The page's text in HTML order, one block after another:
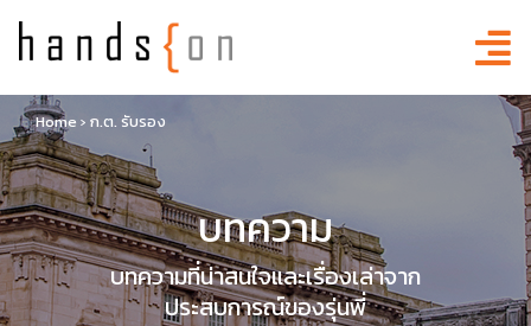
Home › ก.ต. รับรอง
บทความ
บทความที่น่าสนใจและเรื่องเล่าจาก
ประสบการณ์ของรุ่นพี่